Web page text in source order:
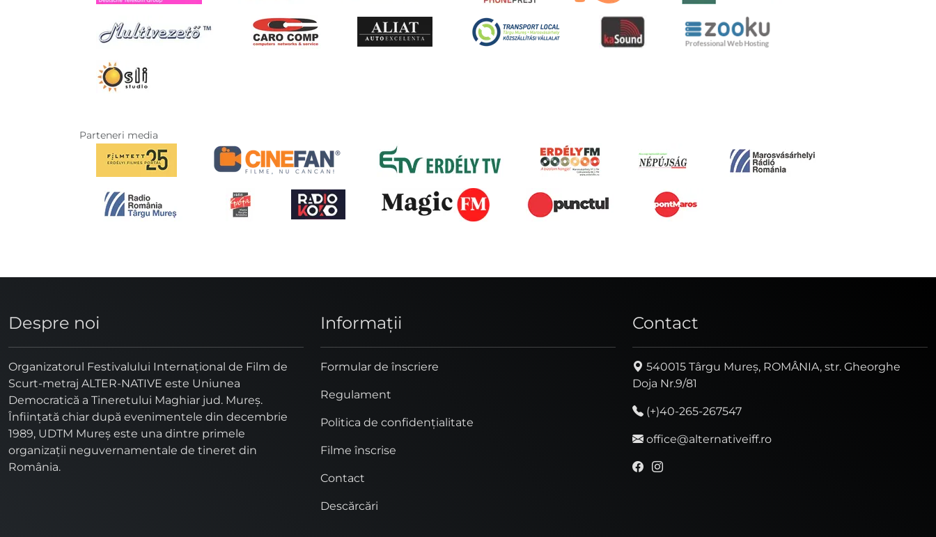
Parteneri media
Despre noi
Organizatorul Festivalului Internaţional de Film de
Scurt-metraj ALTER-NATIVE este Uniunea
Democratică a Tineretului Maghiar jud. Mureş.
Înfiinţată chiar după evenimentele din decembrie
1989, UDTM Mureş este una dintre primele
organizaţii neguvernamentale de tineret din
România.
Informaţii
Formular de înscriere
Regulament
Politica de confidențialitate
Filme înscrise
Contact
Descărcări
Contact
540015 Târgu Mureș, ROMÂNIA, str. Gheorghe
Doja Nr.9/81
(+)40-265-267547
office@alternativeiff.ro